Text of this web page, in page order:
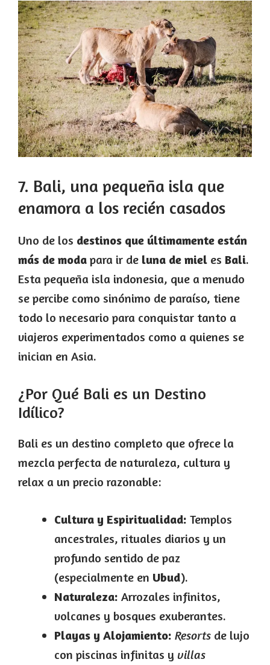
7. Bali, una pequeña isla que
enamora a los recién casados
Uno de los destinos que últimamente están
más de moda para ir de luna de miel es Bali.
Esta pequeña isla indonesia, que a menudo
se percibe como sinónimo de paraíso, tiene
todo lo necesario para conquistar tanto a
viajeros experimentados como a quienes se
inician en Asia.
¿Por Qué Bali es un Destino
Idílico?
Bali es un destino completo que ofrece la
mezcla perfecta de naturaleza, cultura y
relax a un precio razonable:
Cultura y Espiritualidad: Templos
ancestrales, rituales diarios y un
profundo sentido de paz
(especialmente en Ubud).
Naturaleza: Arrozales infinitos,
volcanes y bosques exuberantes.
Playas y Alojamiento: Resorts de lujo
con piscinas infinitas y villas